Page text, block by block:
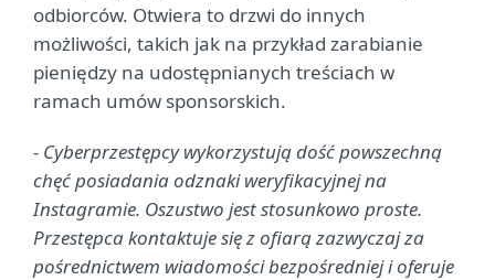
odbiorców. Otwiera to drzwi do innych
możliwości, takich jak na przykład zarabianie
pieniędzy na udostępnianych treściach w
ramach umów sponsorskich.
- Cyberprzestępcy wykorzystują dość powszechną
chęć posiadania odznaki weryfikacyjnej na
Instagramie. Oszustwo jest stosunkowo proste.
Przestępca kontaktuje się z ofiarą zazwyczaj za
pośrednictwem wiadomości bezpośredniej i oferuje